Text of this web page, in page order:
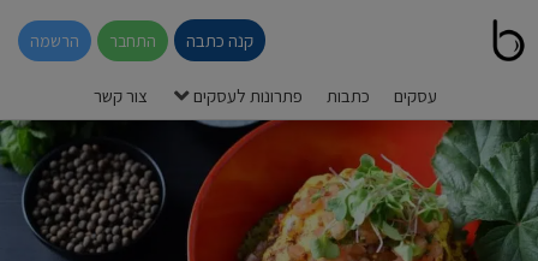
קנה כתבה התחבר הרשמה
עסקים כתבות פתרונות לעסקים צור קשר